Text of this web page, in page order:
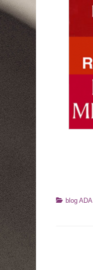
Catégories
blog ADA